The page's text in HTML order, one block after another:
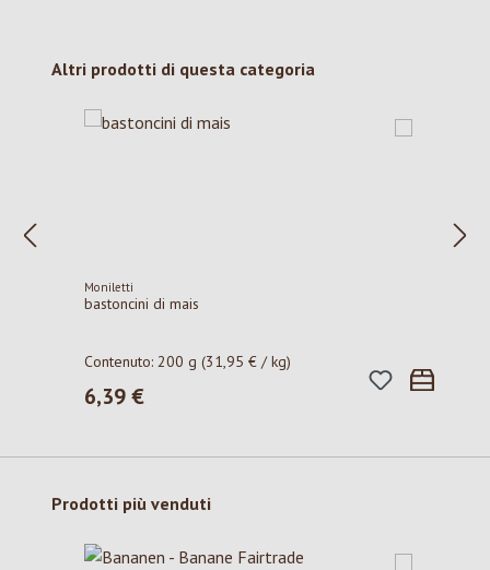
Salta la galleria dei prodotti
Altri prodotti di questa categoria
Moniletti
bastoncini di mais
Contenuto:200 g(31,95 € / kg)
Prezzo normale:
6,39 €
Salta la galleria dei prodotti
Prodotti più venduti